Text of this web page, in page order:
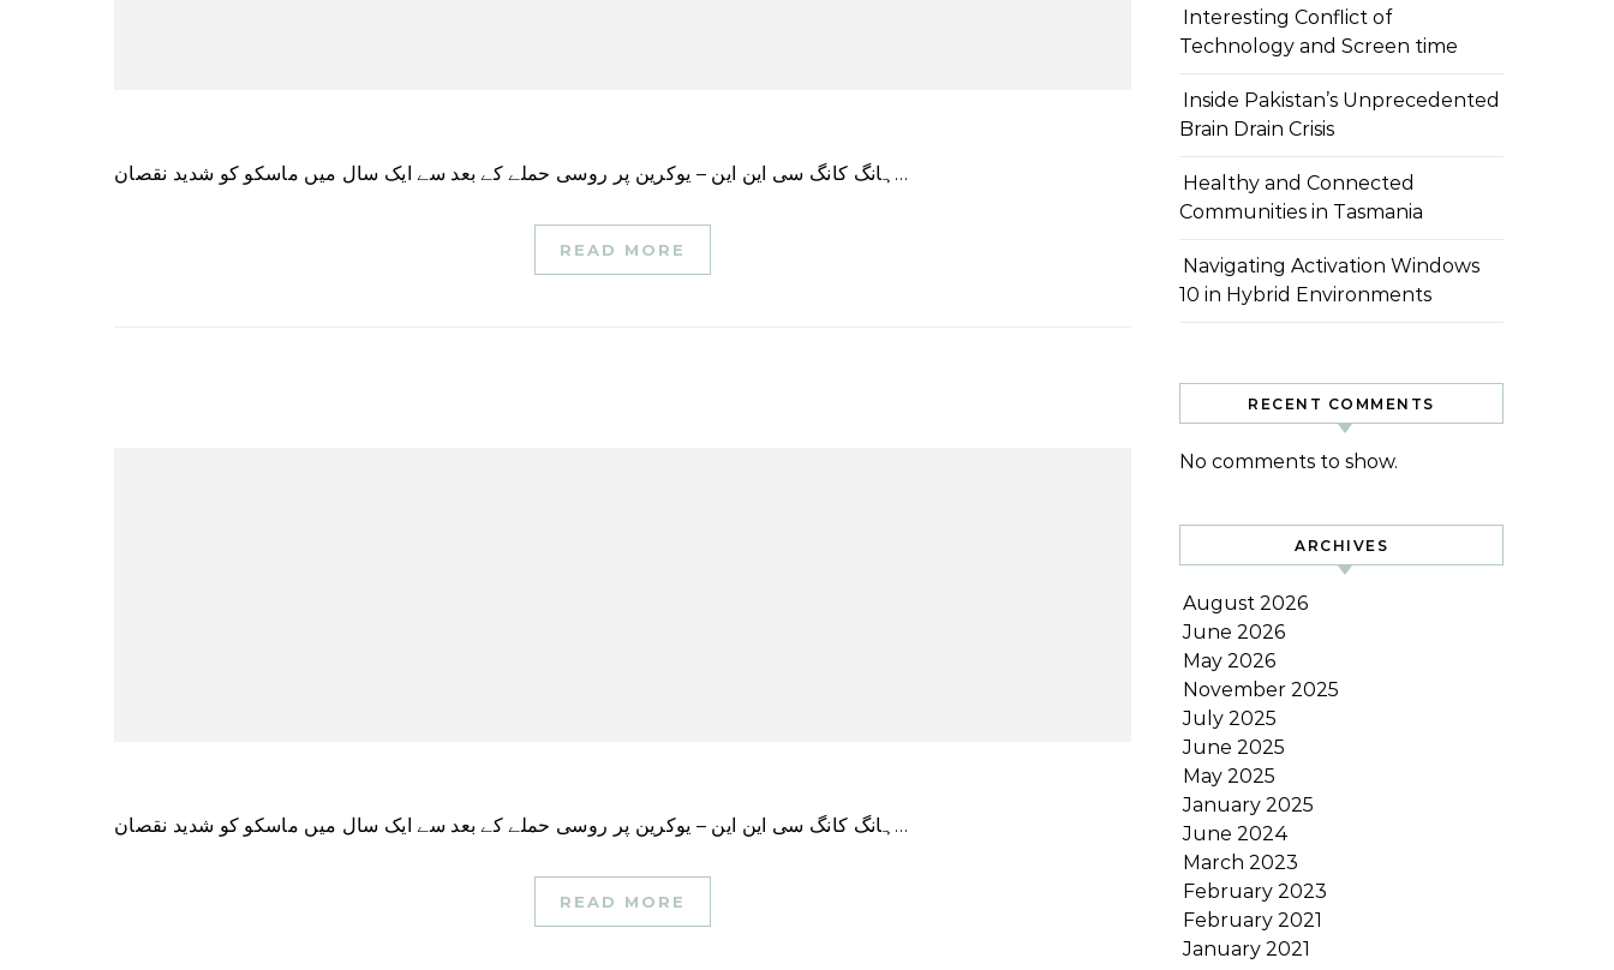
ہانگ کانگ سی این این – یوکرین پر روسی حملے کے بعد سے ایک سال میں ماسکو کو شدید نقصان…
READ MORE
ہانگ کانگ سی این این – یوکرین پر روسی حملے کے بعد سے ایک سال میں ماسکو کو شدید نقصان…
READ MORE
Interesting Conflict of
Technology and Screen time
Inside Pakistan’s Unprecedented
Brain Drain Crisis
Healthy and Connected
Communities in Tasmania
Navigating Activation Windows
10 in Hybrid Environments
RECENT COMMENTS
No comments to show.
ARCHIVES
August 2026
June 2026
May 2026
November 2025
July 2025
June 2025
May 2025
January 2025
June 2024
March 2023
February 2023
February 2021
January 2021